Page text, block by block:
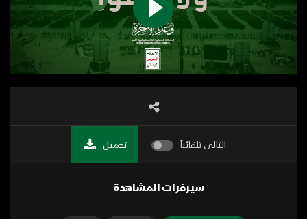
التالي تلقائياً تحميل
سيرفرات المشاهدة